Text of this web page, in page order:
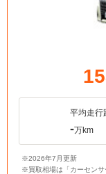
平均走行
-万km
※2026年7月更新
※買取相場は「カーセンサ